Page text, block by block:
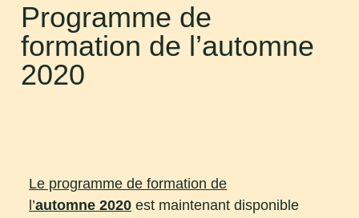
Programme de
formation de l’automne
2020
Le programme de formation de
l’automne 2020 est maintenant disponible